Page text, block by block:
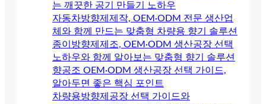
는 깨끗한 공기 만들기 노하우
자동차방향제제작, OEM·ODM 전문 생산업
체와 함께 만드는 맞춤형 차량용 향기 솔루션
종이방향제제조, OEM·ODM 생산공장 선택
노하우와 함께 알아보는 맞춤형 향기 솔루션
향공조 OEM·ODM 생산공장 선택 가이드,
알아두면 좋은 핵심 포인트
차량용방향제공장 선택 가이드와